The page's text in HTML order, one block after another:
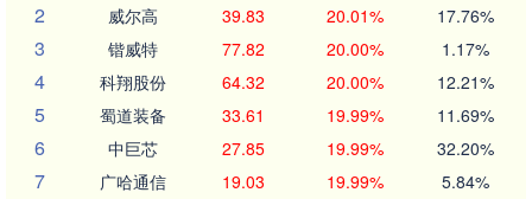
2 威尔高 39.83 20.01% 17.76%
3 锴威特 77.82 20.00% 1.17%
4 科翔股份 64.32 20.00% 12.21%
5 蜀道装备 33.61 19.99% 11.69%
6 中巨芯 27.85 19.99% 32.20%
7 广哈通信 19.03 19.99% 5.84%